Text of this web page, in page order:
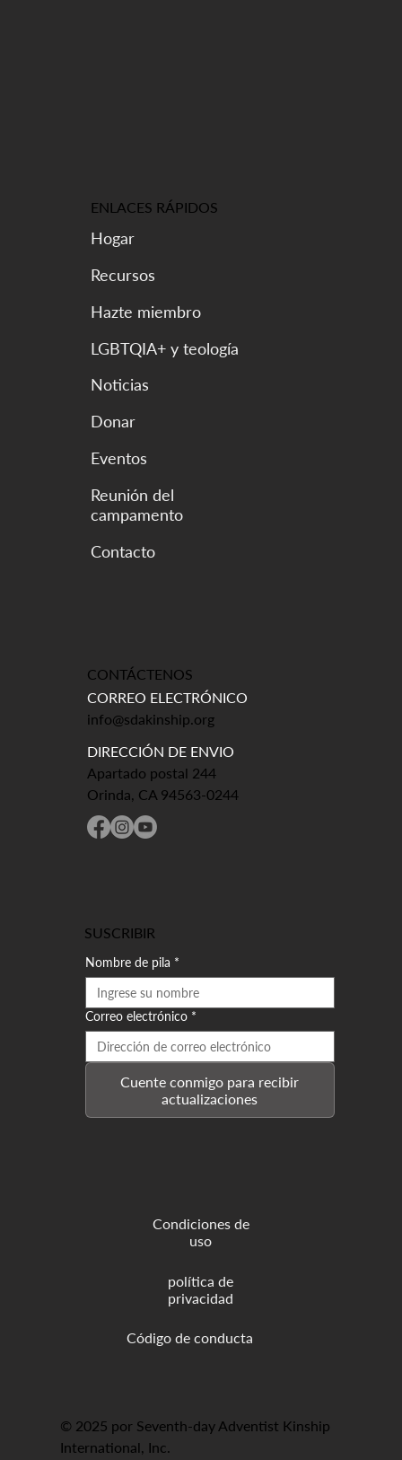
ENLACES RÁPIDOS
Hogar
Eventos
Recursos
Reunión del
campamento
Hazte miembro
LGBTQIA+ y teología
Noticias
Donar
CONTÁCTENOS
CORREO ELECTRÓNICO
info@sdakinship.org
DIRECCIÓN DE ENVIO
Apartado postal 244
Orinda, CA 94563-0244
SUSCRIBIR
Nombre de pila *
Correo electrónico *
Cuente conmigo para recibir
actualizaciones
Condiciones de
uso
política de
privacidad
© 2025 por Seventh-day Adventist Kinship
International, Inc.